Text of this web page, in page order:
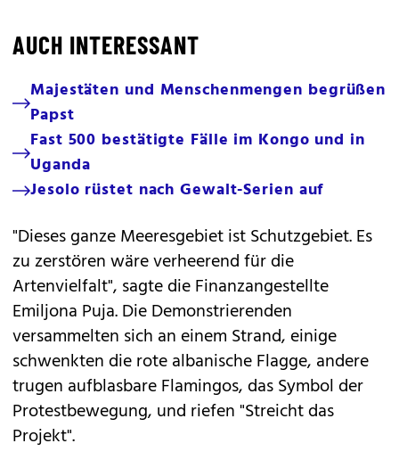
AUCH INTERESSANT
Majestäten und Menschenmengen begrüßen
Papst
Fast 500 bestätigte Fälle im Kongo und in
Uganda
Jesolo rüstet nach Gewalt-Serien auf
"Dieses ganze Meeresgebiet ist Schutzgebiet. Es
zu zerstören wäre verheerend für die
Artenvielfalt", sagte die Finanzangestellte
Emiljona Puja. Die Demonstrierenden
versammelten sich an einem Strand, einige
schwenkten die rote albanische Flagge, andere
trugen aufblasbare Flamingos, das Symbol der
Protestbewegung, und riefen "Streicht das
Projekt".